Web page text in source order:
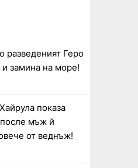
Геро
замина на море!
показа
мъж й
от веднъж!